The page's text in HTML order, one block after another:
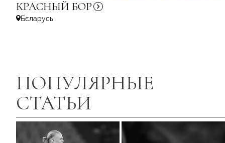
КРАСНЫЙ БОР
Бєларусь
ПОПУЛЯРНЫЕ
СТАТЬИ